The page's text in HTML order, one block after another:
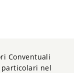
Conventuali
particolari nel